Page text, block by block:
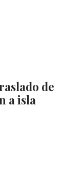
de
a isla